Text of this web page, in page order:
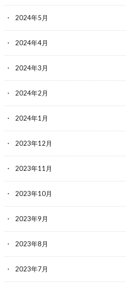
2024年5月
2024年4月
2024年3月
2024年2月
2024年1月
2023年12月
2023年11月
2023年10月
2023年9月
2023年8月
2023年7月